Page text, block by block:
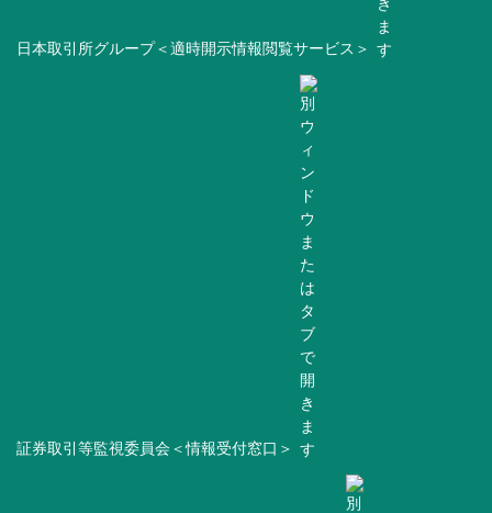
日本取引所グループ＜適時開示情報閲覧サービス＞
証券取引等監視委員会＜情報受付窓口＞